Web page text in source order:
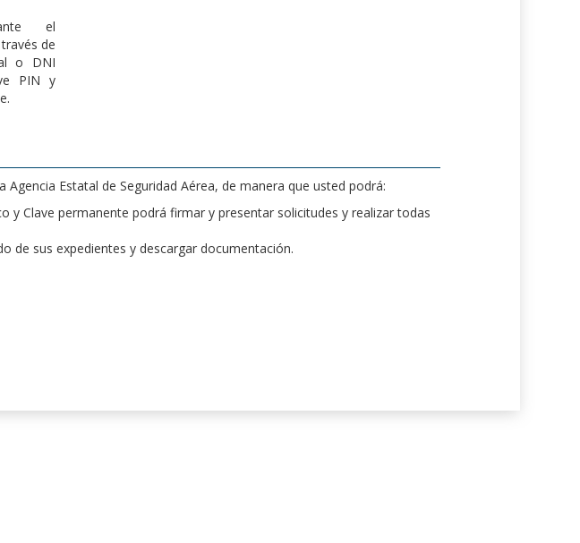
el
de
o DNI
PIN y
Estatal de Seguridad Aérea, de manera que usted podrá:
y Clave permanente podrá firmar y presentar solicitudes y realizar todas
de sus expedientes y descargar documentación.